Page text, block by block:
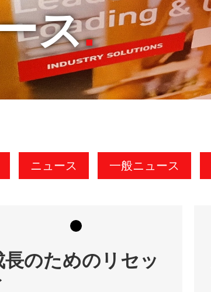
ス
ニュース 一般ニュース
長のためのリセッ